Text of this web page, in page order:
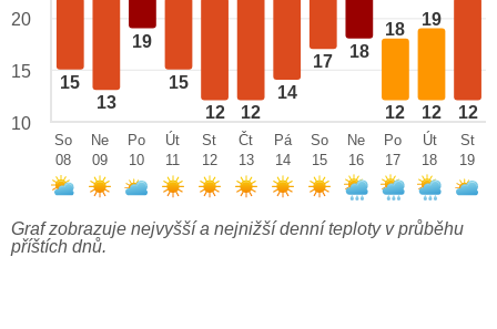
15
13
19
15
12 12
14
17
18
18
12
19
12 12
20
15
10
So
08
Ne
09
Po
10
Út
11
St
12
Čt
13
Pá
14
So
15
Ne
16
Po
17
Út
18
St
19
Graf zobrazuje nejvyšší a nejnižší denní teploty v průběhu
příštích dnů.